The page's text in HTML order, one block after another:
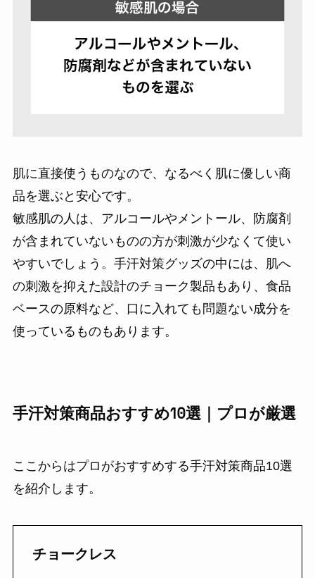
肌に直接使うものなので、なるべく肌に優しい商
品を選ぶと安心です。
敏感肌の人は、アルコールやメントール、防腐剤
が含まれていないものの方が刺激が少なくて使い
やすいでしょう。手汗対策グッズの中には、肌へ
の刺激を抑えた設計のチョーク製品もあり、食品
ベースの原料など、口に入れても問題ない成分を
使っているものもあります。
手汗対策商品おすすめ10選｜プロが厳選
ここからはプロがおすすめする手汗対策商品10選
を紹介します。
チョークレス